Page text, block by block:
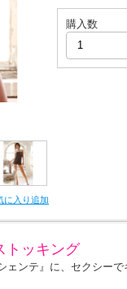
に入り追加
購入数
トッキング
ェンテ』に、セクシー